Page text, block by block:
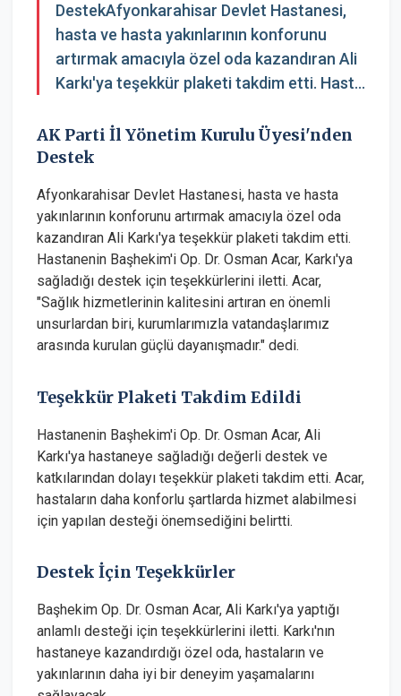
DestekAfyonkarahisar Devlet Hastanesi,
hasta ve hasta yakınlarının konforunu
artırmak amacıyla özel oda kazandıran Ali
Karkı'ya teşekkür plaketi takdim etti. Hast...
AK Parti İl Yönetim Kurulu Üyesi'nden
Destek
Afyonkarahisar Devlet Hastanesi, hasta ve hasta
yakınlarının konforunu artırmak amacıyla özel oda
kazandıran Ali Karkı'ya teşekkür plaketi takdim etti.
Hastanenin Başhekim'i Op. Dr. Osman Acar, Karkı'ya
sağladığı destek için teşekkürlerini iletti. Acar,
"Sağlık hizmetlerinin kalitesini artıran en önemli
unsurlardan biri, kurumlarımızla vatandaşlarımız
arasında kurulan güçlü dayanışmadır." dedi.
Teşekkür Plaketi Takdim Edildi
Hastanenin Başhekim'i Op. Dr. Osman Acar, Ali
Karkı'ya hastaneye sağladığı değerli destek ve
katkılarından dolayı teşekkür plaketi takdim etti. Acar,
hastaların daha konforlu şartlarda hizmet alabilmesi
için yapılan desteği önemsediğini belirtti.
Destek İçin Teşekkürler
Başhekim Op. Dr. Osman Acar, Ali Karkı'ya yaptığı
anlamlı desteği için teşekkürlerini iletti. Karkı'nın
hastaneye kazandırdığı özel oda, hastaların ve
yakınlarının daha iyi bir deneyim yaşamalarını